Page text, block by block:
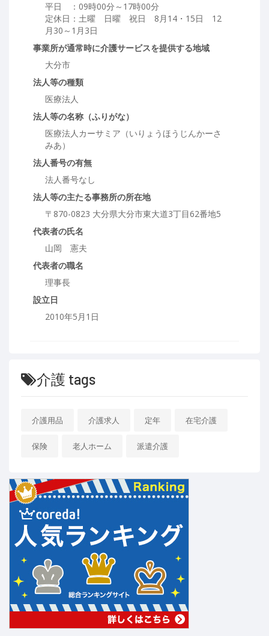
平日 ：09時00分～17時00分
定休日：土曜 日曜 祝日 8月14・15日 12
月30～1月3日
事業所が通常時に介護サービスを提供する地域
大分市
法人等の種類
医療法人
法人等の名称（ふりがな）
医療法人カーサミア（いりょうほうじんかーさ
みあ）
法人番号の有無
法人番号なし
法人等の主たる事務所の所在地
〒870-0823 大分県大分市東大道3丁目62番地5
代表者の氏名
山岡 憲夫
代表者の職名
理事長
設立日
2010年5月1日
介護 tags
介護用品 介護求人 定年 在宅介護
保険 老人ホーム 派遣介護